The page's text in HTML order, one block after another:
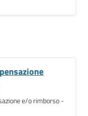
e/o rimborso -